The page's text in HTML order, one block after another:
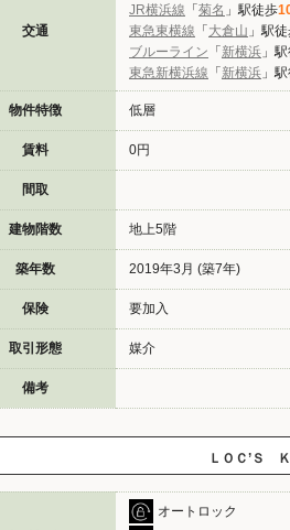
交通
JR横浜線 「菊名 」駅徒歩
東急東横線 「大倉山 」駅
ブルーライン 「新横浜 」
東急新横浜線 「新横浜 」
物件特徴 低層
賃料 0円
間取
建物階数 地上5階
築年数 2019年3月 (築7年)
保険 要加入
取引形態 媒介
備考
ＬＯＣ’Ｓ
オートロック